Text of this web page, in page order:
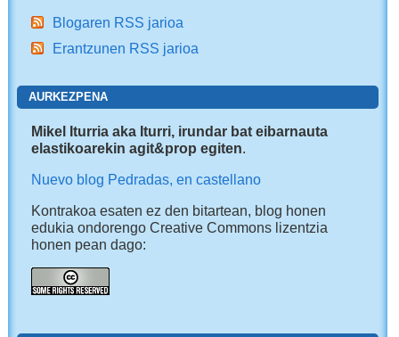
Blogaren RSS jarioa
Erantzunen RSS jarioa
AURKEZPENA
Mikel Iturria aka Iturri, irundar bat eibarnauta
elastikoarekin agit&prop egiten.
Nuevo blog Pedradas, en castellano
Kontrakoa esaten ez den bitartean, blog honen
edukia ondorengo Creative Commons lizentzia
honen pean dago: